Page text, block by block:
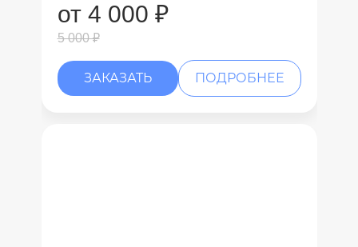
от 4 000 ₽
5 000 ₽
ЗАКАЗАТЬ ПОДРОБНЕЕ